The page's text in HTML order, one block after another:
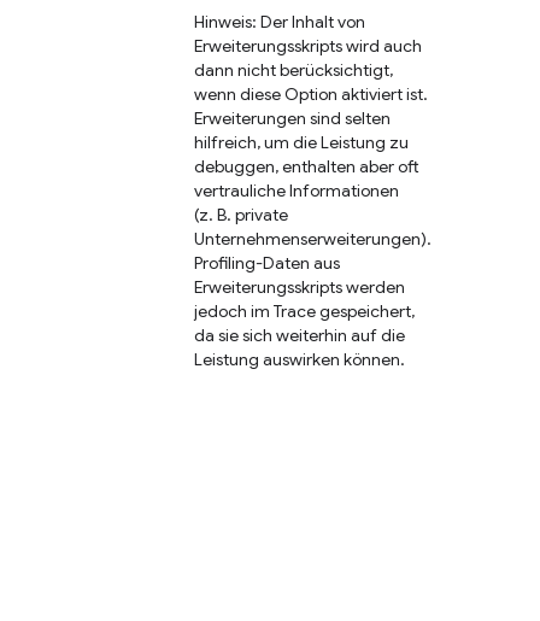
Hinweis: Der Inhalt von
Erweiterungsskripts wird auch
dann nicht berücksichtigt,
wenn diese Option aktiviert ist.
Erweiterungen sind selten
hilfreich, um die Leistung zu
debuggen, enthalten aber oft
vertrauliche Informationen
(z. B. private
Unternehmenserweiterungen).
Profiling-Daten aus
Erweiterungsskripts werden
jedoch im Trace gespeichert,
da sie sich weiterhin auf die
Leistung auswirken können.